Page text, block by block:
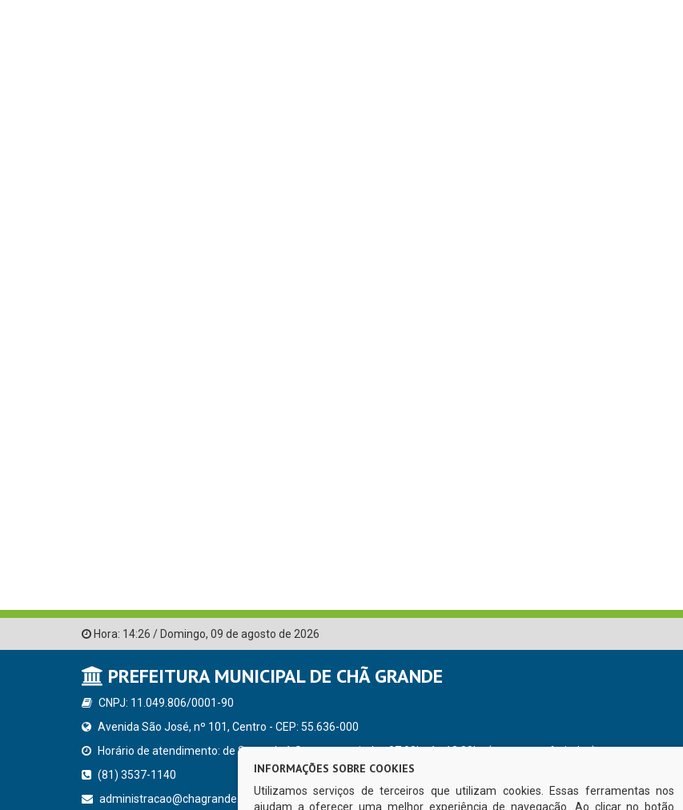
Hora: 14:26 / Domingo, 09 de agosto de 2026
PREFEITURA MUNICIPAL DE CHÃ GRANDE
CNPJ: 11.049.806/0001-90
Avenida São José, nº 101, Centro - CEP: 55.636-000
Horário de atendimento: de Segunda à Sexta, a partir das 07:00hs às 13:00hs (exceto nos feriados)
(81) 3537-1140
administracao@chagrande.pe.gov.br
INFORMAÇÕES SOBRE COOKIES
Utilizamos serviços de terceiros que utilizam cookies. Essas ferramentas nos
ajudam a oferecer uma melhor experiência de navegação. Ao clicar no botão